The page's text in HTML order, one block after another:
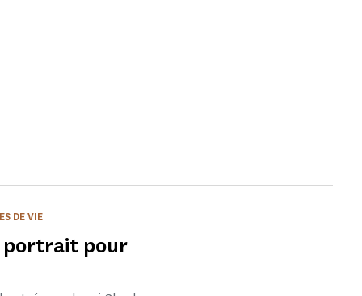
portrait pour
DE VIE